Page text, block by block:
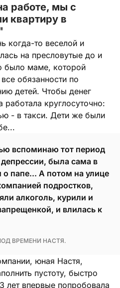
работе, мы с
квартиру в
когда-то веселой и
на пресловутые до и
было маме, которой
обязанности по
детей. Чтобы денег
круглосуточно:
- в такси. Дети же были
вспоминаю тот период
была сама в
о папе... А потом на улице
подростков,
алкоголь, курили и
и влилась к
ВРЕМЕНИ НАСТЯ.
юная Настя,
пустоту, быстро
лет впервые попробовала